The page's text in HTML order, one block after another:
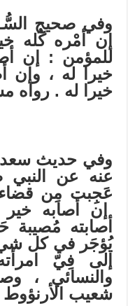
وفي صحيح
إن أمْره كُله
للمؤمن : إن
خيرا له ، وإن
خيرا له . رواه
وفي حديث سعد
عنه عن
عَجِبت مِن قضاء
إن أصابه
أصابته
يُؤجَر في كل
إلى فِيّ
والنسائي ،
شعيب